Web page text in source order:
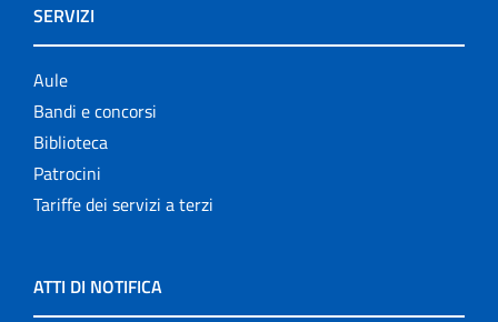
SERVIZI
Aule
Bandi e concorsi
Biblioteca
Patrocini
Tariffe dei servizi a terzi
ATTI DI NOTIFICA